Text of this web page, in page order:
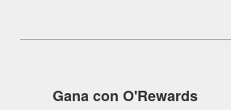
Gana con O'Rewards